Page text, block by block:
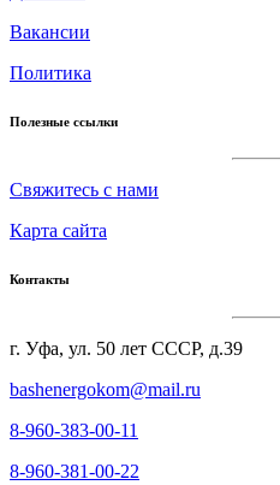
Вакансии
Политика
Полезные ссылки
Cвяжитесь с нами
Карта сайта
Контакты
г. Уфа, ул. 50 лет СССР, д.39
bashenergokom@mail.ru
8-960-383-00-11
8-960-381-00-22